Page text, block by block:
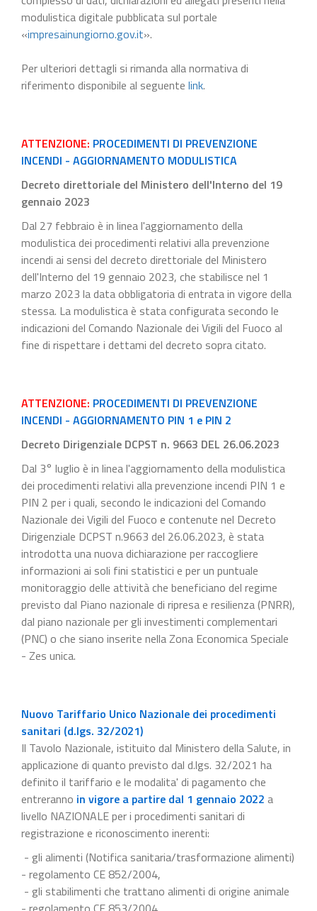
modulistica digitale pubblicata sul portale
«impresainungiorno.gov.it».
Per ulteriori dettagli si rimanda alla normativa di
riferimento disponibile al seguente link.
ATTENZIONE: PROCEDIMENTI DI PREVENZIONE
INCENDI - AGGIORNAMENTO MODULISTICA
Decreto direttoriale del Ministero dell'Interno del 19
gennaio 2023
Dal 27 febbraio è in linea l'aggiornamento della
modulistica dei procedimenti relativi alla prevenzione
incendi ai sensi del decreto direttoriale del Ministero
dell'Interno del 19 gennaio 2023, che stabilisce nel 1
marzo 2023 la data obbligatoria di entrata in vigore della
stessa. La modulistica è stata configurata secondo le
indicazioni del Comando Nazionale dei Vigili del Fuoco al
fine di rispettare i dettami del decreto sopra citato.
ATTENZIONE: PROCEDIMENTI DI PREVENZIONE
INCENDI - AGGIORNAMENTO PIN 1 e PIN 2
Decreto Dirigenziale DCPST n. 9663 DEL 26.06.2023
Dal 3° luglio è in linea l'aggiornamento della modulistica
dei procedimenti relativi alla prevenzione incendi PIN 1 e
PIN 2 per i quali, secondo le indicazioni del Comando
Nazionale dei Vigili del Fuoco e contenute nel Decreto
Dirigenziale DCPST n.9663 del 26.06.2023, è stata
introdotta una nuova dichiarazione per raccogliere
informazioni ai soli fini statistici e per un puntuale
monitoraggio delle attività che beneficiano del regime
previsto dal Piano nazionale di ripresa e resilienza (PNRR),
dal piano nazionale per gli investimenti complementari
(PNC) o che siano inserite nella Zona Economica Speciale
- Zes unica.
Nuovo Tariffario Unico Nazionale dei procedimenti
sanitari (d.lgs. 32/2021)
Il Tavolo Nazionale, istituito dal Ministero della Salute, in
applicazione di quanto previsto dal d.lgs. 32/2021 ha
definito il tariffario e le modalita' di pagamento che
entreranno in vigore a partire dal 1 gennaio 2022 a
livello NAZIONALE per i procedimenti sanitari di
registrazione e riconoscimento inerenti:
- gli alimenti (Notifica sanitaria/trasformazione alimenti)
- regolamento CE 852/2004,
- gli stabilimenti che trattano alimenti di origine animale